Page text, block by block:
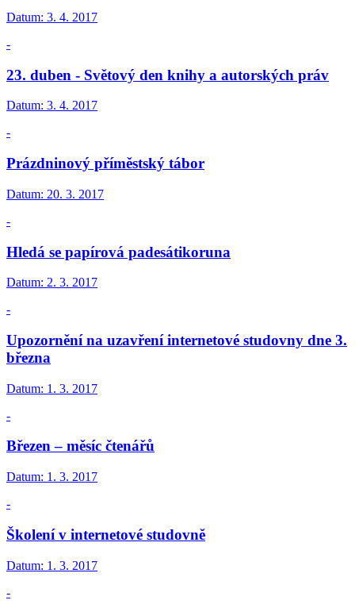
Datum: 3. 4. 2017
-
23. duben - Světový den knihy a autorských práv
Datum: 3. 4. 2017
-
Prázdninový příměstský tábor
Datum: 20. 3. 2017
-
Hledá se papírová padesátikoruna
Datum: 2. 3. 2017
-
Upozornění na uzavření internetové studovny dne 3.
března
Datum: 1. 3. 2017
-
Březen – měsíc čtenářů
Datum: 1. 3. 2017
-
Školení v internetové studovně
Datum: 1. 3. 2017
-